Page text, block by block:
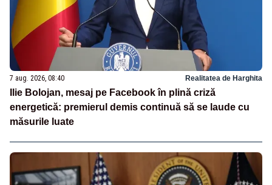
7 aug. 2026, 08:40 Realitatea de Harghita
Ilie Bolojan, mesaj pe Facebook în plină criză
energetică: premierul demis continuă să se laude cu
măsurile luate